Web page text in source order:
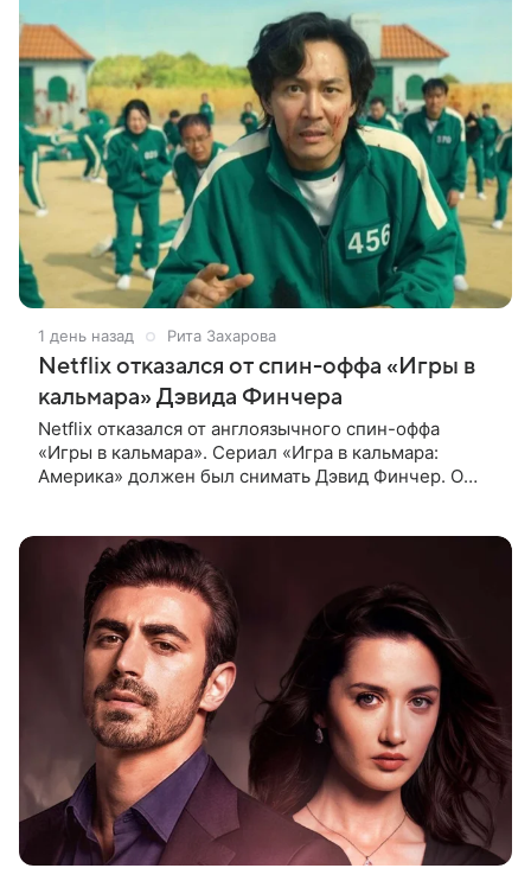
1 день назад Рита Захарова
Netflix отказался от спин-оффа «Игры в
кальмара» Дэвида Финчера
Netflix отказался от англоязычного спин-оффа
«Игры в кальмара». Сериал «Игра в кальмара:
Америка» должен был снимать Дэвид Финчер. О